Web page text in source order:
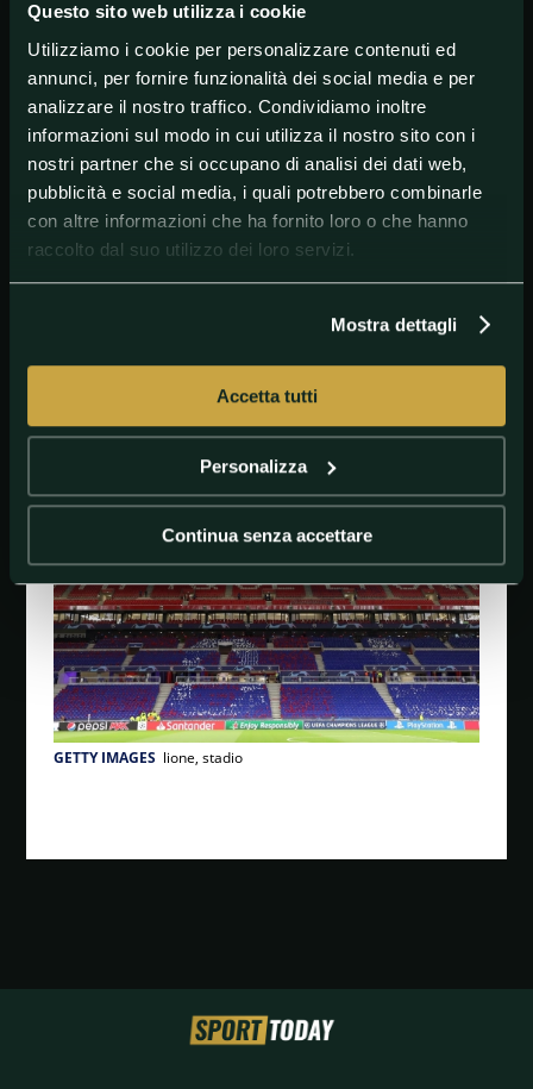
Questo sito web utilizza i cookie
Utilizziamo i cookie per personalizzare contenuti ed
annunci, per fornire funzionalità dei social media e per
analizzare il nostro traffico. Condividiamo inoltre
informazioni sul modo in cui utilizza il nostro sito con i
nostri partner che si occupano di analisi dei dati web,
pubblicità e social media, i quali potrebbero combinarle
con altre informazioni che ha fornito loro o che hanno
raccolto dal suo utilizzo dei loro servizi.
Mostra dettagli
Accetta tutti
Personalizza
Continua senza accettare
più alla promozione in Ligue 1 che alla Coppa di
Canet Roussillon
Compagine dell'Occitania, il Canet Roussillon milita
nel National 2 e per arrivare ai quarti di finale ha
eliminato, tra le altre, il Marsiglia.
Rumilly Vallières
dell'Alta Savoia che gioca nel National 2.
Per noi in semifinale arriveranno Tolosa, Montpellier,
PSG e Monaco.
GETTY IMAGES lione, stadio